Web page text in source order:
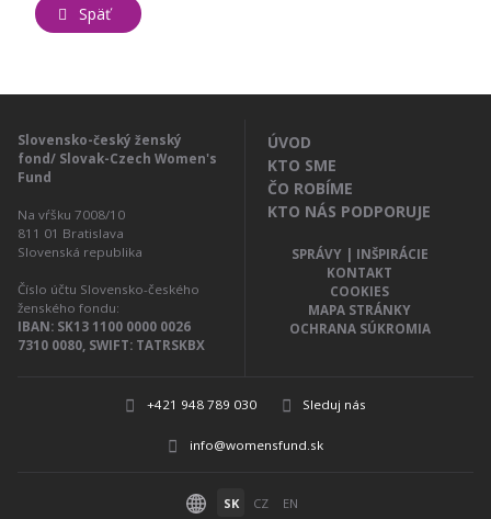
Späť
Slovensko-český ženský
fond/ Slovak-Czech Women's
Fund
Na vŕšku 7008/10
811 01 Bratislava
Slovenská republika
Číslo účtu Slovensko-českého
ženského fondu:
IBAN: SK13 1100 0000 0026
7310 0080, SWIFT: TATRSKBX
ÚVOD
KTO SME
ČO ROBÍME
KTO NÁS PODPORUJE
SPRÁVY | INŠPIRÁCIE
KONTAKT
COOKIES
MAPA STRÁNKY
OCHRANA SÚKROMIA
+421 948 789 030 Sleduj nás
info@womensfund.sk
SK CZ EN